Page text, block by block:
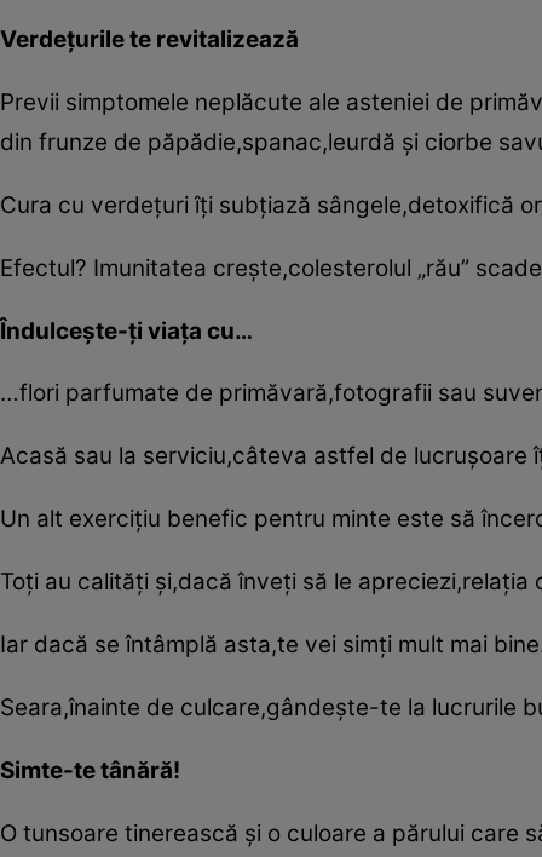
Verdeţurile te revitalizează
Previi simptomele neplăcute ale asteniei de
din frunze de păpădie,spanac,leurdă şi ciorbe
Cura cu verdeţuri îţi subţiază sângele,detoxifică
Efectul? Imunitatea creşte,colesterolul „rău”
Îndulceşte-ţi viaţa cu…
…flori parfumate de primăvară,fotografii sau
Acasă sau la serviciu,câteva astfel de lucruşoare
Un alt exerciţiu benefic pentru minte este să
Toţi au calităţi şi,dacă înveţi să le apreciezi,relaţia
Iar dacă se întâmplă asta,te vei simţi mult mai
Seara,înainte de culcare,gândeşte-te la lucrurile
Simte-te tânără!
O tunsoare tinerească şi o culoare a părului